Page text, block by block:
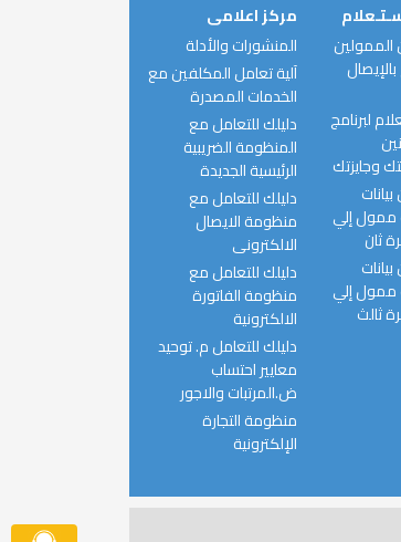
الممولين
بالإيصال
لبرنامج
وجايزتك
ممول إلي
ثان
ممول إلي
ثالث
مركز اعلامى
المنشورات والأدلة
آلية تعامل المكلفين مع
الخدمات المصدرة
دليلك للتعامل مع
المنظومة الضريبية
الرئيسية الجديدة
دليلك للتعامل مع
منظومة الايصال
الالكترونى
دليلك للتعامل مع
منظومة الفاتورة
الالكترونية
دليلك للتعامل م. توحيد
معايير احتساب
ض.المرتبات والاجور
منظومة التجارة
الإلكترونية